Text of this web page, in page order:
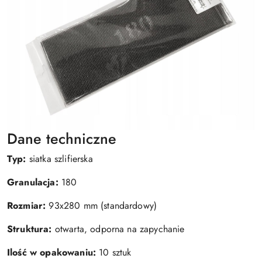
Dane techniczne
Typ: siatka szlifierska
Granulacja: 180
Rozmiar:93x280 mm (standardowy)
Struktura: otwarta, odporna na zapychanie
Ilość w opakowaniu: 10 sztuk